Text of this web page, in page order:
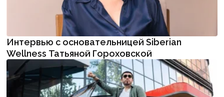
Интервью с основательницей Siberian
Wellness Татьяной Гороховской